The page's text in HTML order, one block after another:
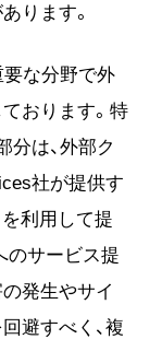
ります。
要な分野で外
おります。特
分は、外部ク
社が提供す
を利用して提
のサービス提
発生やサイ
避すべく、複